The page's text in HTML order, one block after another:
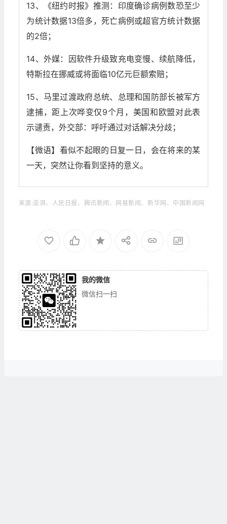
13、《纽约时报》推测：印度确诊病例数恐至少
为统计数据13倍多，死亡病例或超官方统计数据
的2倍；
14、外媒：因软件升级致充电变慢、续航降低，
特斯拉在挪威或将面临10亿元巨额索赔；
15、马里过渡政府总统、总理和国防部长被军方
逮捕，距上次哗变仅9个月，美国和欧盟对此表
示谴责，外交部：呼吁通过对话解决分歧；
【微语】看似不起眼的日复一日，会在将来的某
一天，突然让你看到坚持的意义。
来源:澎湃、人民日报、腾讯新闻、网易新闻、新华网、中国新闻网
我的微信
微信扫一扫